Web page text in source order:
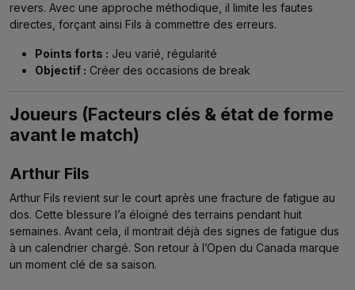
revers. Avec une approche méthodique, il limite les fautes
directes, forçant ainsi Fils à commettre des erreurs.
Points forts : Jeu varié, régularité
Objectif : Créer des occasions de break
Joueurs (Facteurs clés & état de forme
avant le match)
Arthur Fils
Arthur Fils revient sur le court après une fracture de fatigue au
dos. Cette blessure l’a éloigné des terrains pendant huit
semaines. Avant cela, il montrait déjà des signes de fatigue dus
à un calendrier chargé. Son retour à l’Open du Canada marque
un moment clé de sa saison.